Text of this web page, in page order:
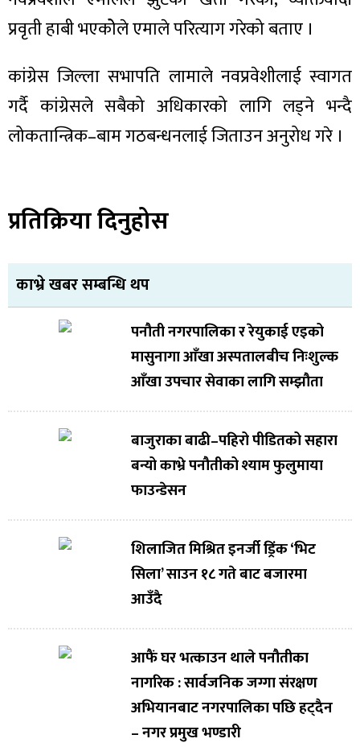
प्रवृती हाबी भएकोेले एमाले परित्याग गरेको बताए ।
कांग्रेस जिल्ला सभापति लामाले नवप्रवेशीलाई स्वागत
गर्दै कांग्रेसले सबैको अधिकारको लागि लड्ने भन्दै
लोकतान्त्रिक–बाम गठबन्धनलाई जिताउन अनुरोध गरे ।
प्रतिक्रिया दिनुहोस
काभ्रे खबर सम्बन्धि थप
पनौती नगरपालिका र रेयुकाई एइको
मासुनागा आँखा अस्पतालबीच निःशुल्क
आँखा उपचार सेवाका लागि सम्झौता
बाजुराका बाढी–पहिरो पीडितको सहारा
बन्यो काभ्रे पनौतीको श्याम फुलुमाया
फाउन्डेसन
शिलाजित मिश्रित इनर्जी ड्रिंक ‘भिट
सिला’ साउन १८ गते बाट बजारमा
आउँदै
आफैं घर भत्काउन थाले पनौतीका
नागरिक : सार्वजनिक जग्गा संरक्षण
अभियानबाट नगरपालिका पछि हट्दैन
– नगर प्रमुख भण्डारी